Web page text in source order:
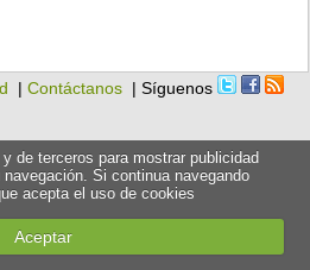
|Contáctanos | Síguenos
de terceros para mostrar publicidad
Si continua navegando
acepta el uso de cookies
Aceptar